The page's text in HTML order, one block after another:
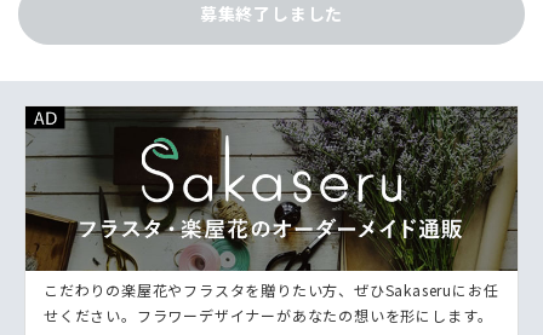
募集終了しました
こだわりの楽屋花やフラスタを贈りたい方、ぜひSakaseruにお任
せください。フラワーデザイナーがあなたの想いを形にします。